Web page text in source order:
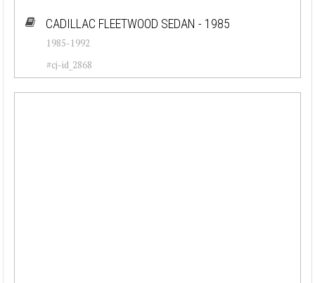
CADILLAC FLEETWOOD SEDAN - 1985
1985-1992
#cj-id_2868